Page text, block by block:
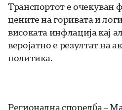
Транспортот е очекуван
цените на горивата и
високата инфлација кај
веројатно е резултат на
политика.
Регионална споредба –